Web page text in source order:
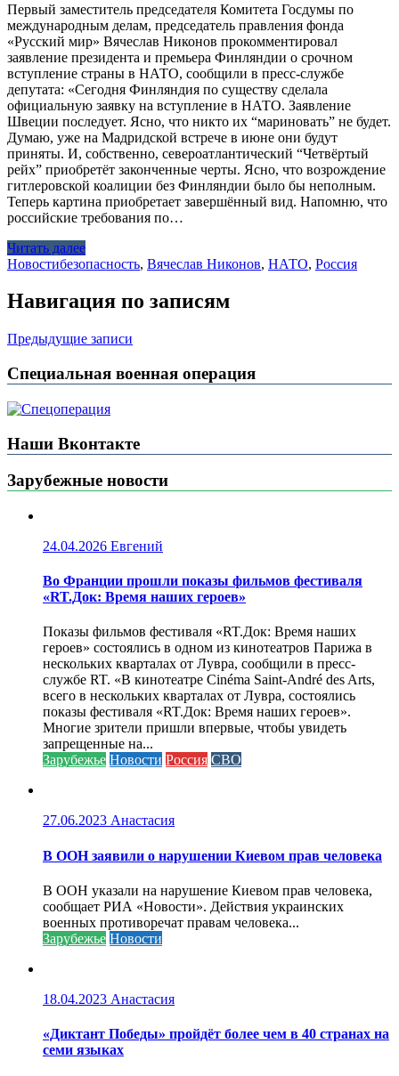
Первый заместитель председателя Комитета Госдумы по
международным делам, председатель правления фонда
«Русский мир» Вячеслав Никонов прокомментировал
заявление президента и премьера Финляндии о срочном
вступление страны в НАТО, сообщили в пресс-службе
депутата: «Сегодня Финляндия по существу сделала
официальную заявку на вступление в НАТО. Заявление
Швеции последует. Ясно, что никто их “мариновать” не будет.
Думаю, уже на Мадридской встрече в июне они будут
приняты. И, собственно, североатлантический “Четвёртый
рейх” приобретёт законченные черты. Ясно, что возрождение
гитлеровской коалиции без Финляндии было бы неполным.
Теперь картина приобретает завершённый вид. Напомню, что
российские требования по…
Читать далее
Новостибезопасность, Вячеслав Никонов, НАТО, Россия
Навигация по записям
Предыдущие записи
Специальная военная операция
Наши Вконтакте
Зарубежные новости
24.04.2026 Евгений
Во Франции прошли показы фильмов фестиваля
«RT.Док: Время наших героев»
Показы фильмов фестиваля «RT.Док: Время наших
героев» состоялись в одном из кинотеатров Парижа в
нескольких кварталах от Лувра, сообщили в пресс-
службе RT. «В кинотеатре Cinéma Saint-André des Arts,
всего в нескольких кварталах от Лувра, состоялись
показы фестиваля «RT.Док: Время наших героев».
Многие зрители пришли впервые, чтобы увидеть
запрещенные на...
Зарубежье Новости Россия СВО
27.06.2023 Анастасия
В ООН заявили о нарушении Киевом прав человека
В ООН указали на нарушение Киевом прав человека,
сообщает РИА «Новости». Действия украинских
военных противоречат правам человека...
Зарубежье Новости
18.04.2023 Анастасия
«Диктант Победы» пройдёт более чем в 40 странах на
семи языках